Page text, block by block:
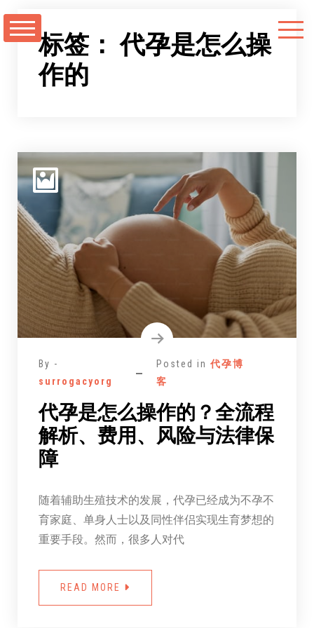
至
标签：代孕是怎么操
作的
By -
surrogacyorg
Posted in代孕博
客
代孕是怎么操作的？全流程
解析、费用、风险与法律保
障
随着辅助生殖技术的发展，代孕已经成为不孕不
育家庭、单身人士以及同性伴侣实现生育梦想的
重要手段。然而，很多人对代
READ MORE